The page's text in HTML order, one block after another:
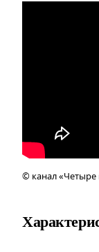
© канал «Четыре